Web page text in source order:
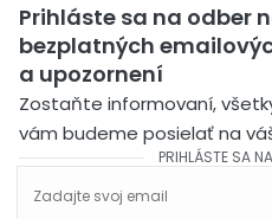
Prihláste sa na odber
bezplatných
a upozornení
Zostaňte informovaní,
vám budeme posielať na
PRIHLÁSTE SA